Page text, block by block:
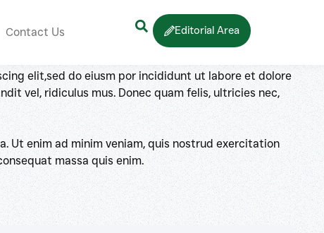
Contact Us Editorial Area
enim ad minim veniam, quis nostrud exercitation
massa quis
elit,sed do eiusm por incididunt ut labore et dolore
vel, ridiculus mus. Donec quam felis, ultricies nec,
Ut enim ad minim veniam, quis nostrud exercitation
massa quis enim.